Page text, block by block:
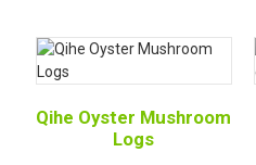
Qihe Oyster Mushroom
Logs